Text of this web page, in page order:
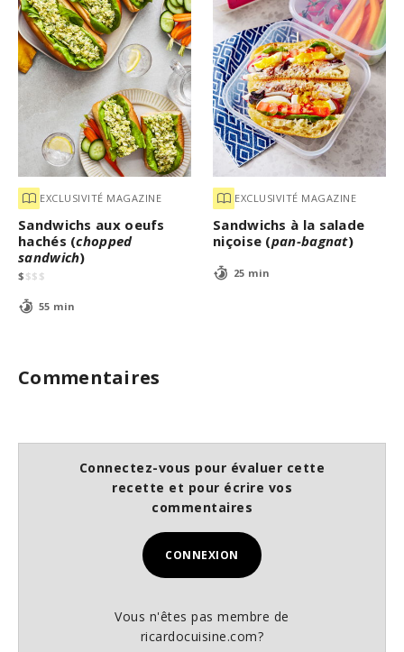
EXCLUSIVITÉ MAGAZINE
Sandwichs aux oeufs
hachés (chopped
sandwich)
$ $$ $
55 min
EXCLUSIVITÉ MAGAZINE
Sandwichs à la salade
niçoise (pan-bagnat)
25 min
Commentaires
Connectez-vous pour évaluer cette
recette et pour écrire vos
commentaires
CONNEXION
Vous n'êtes pas membre de
ricardocuisine.com?